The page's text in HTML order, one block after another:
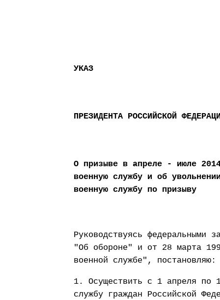
УКАЗ
ПРЕЗИДЕНТА РОССИЙСКОЙ
О призыве в апреле - июле
военную службу и об
военную службу по призыву
Руководствуясь
"Об обороне" и от 28 марта
военной службе", постановляю:
1. Осуществить с 1 апреля по
службу граждан Российской